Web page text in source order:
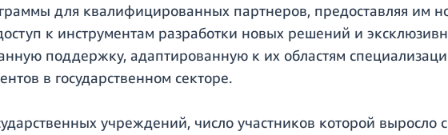
для квалифицированных партнеров, предоставляя им
к инструментам разработки новых решений и
поддержку, адаптированную к их областям
в государственном секторе.
учреждений, число участников которой выросло